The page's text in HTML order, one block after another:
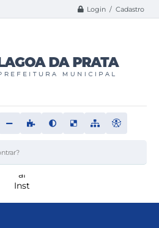
Login / Cadastro